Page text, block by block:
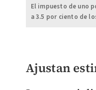
El impuesto de uno
a 3.5 por ciento de
Ajustan